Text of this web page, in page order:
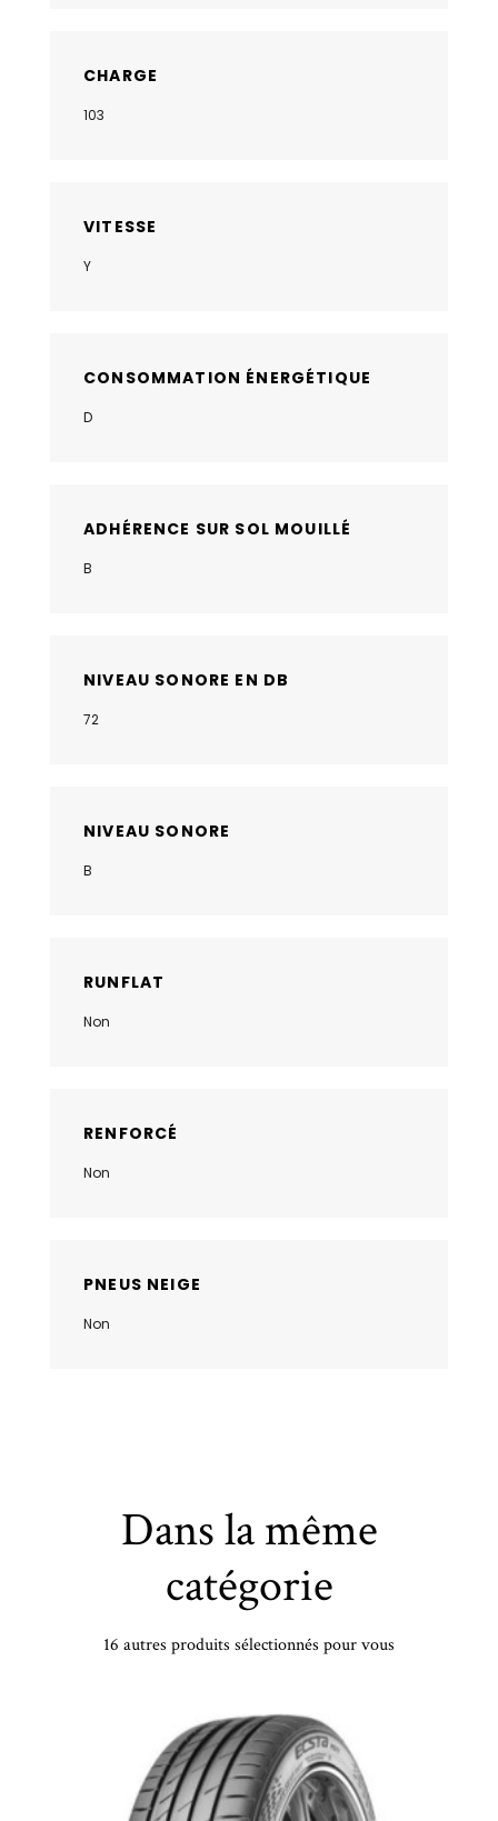
CHARGE
103
VITESSE
Y
CONSOMMATION ÉNERGÉTIQUE
D
ADHÉRENCE SUR SOL MOUILLÉ
B
NIVEAU SONORE EN DB
72
NIVEAU SONORE
B
RUNFLAT
Non
RENFORCÉ
Non
PNEUS NEIGE
Non
Dans la même
catégorie
16 autres produits sélectionnés pour vous